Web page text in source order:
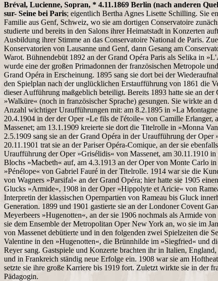
Bréval, Lucienne, Sopran, * 4.11.1869 Berlin (nach anderen
sur- Seine bei Paris; eigentlich Bertha Agnes Lisette Schilling. Sie
Familie aus Genf, Schweiz, wo sie am dortigen Conservatoire
studierte und bereits in den Salons ihrer Heimatstadt in Konzerten
Ausbildung ihrer Stimme an das Conservatoire National de Paris.
Konservatorien von Lausanne und Genf, dann Gesang am
Warot. Bühnendebüt 1892 an der Grand Opéra Paris als Selika in
wurde eine der großen Primadonnen der französischen Metropole
Grand Opéra in Erscheinung. 1895 sang sie dort bei der
den Spielplan nach der unglücklichen Erstaufführung von 1861 die
dieser Aufführung maßgeblich beteiligt. Bereits 1893 hatte sie an
»Walküre« (noch in französischer Sprache) gesungen. Sie wirkte an
Anzahl wichtiger Uraufführungen mit: am 8.2.1895 in »La
20.4.1904 in der der Oper »Le fils de l'étoile« von Camille Erlanger,
Massenet; am 13.1.1909 kreierte sie dort die Titelrolle in »Monna
2.5.1909 sang sie an der Grand Opéra in der Uraufführung der Oper
20.11.1901 trat sie an der Pariser Opéra-Comique, an der sie
Uraufführung der Oper »Grisélidis« von Massenet, am 30.11.1910
Blochs »Macbeth« auf, am 4.3.1913 an der Oper von Monte Carlo
»Pénélope« von Gabriel Fauré in der Titelrolle. 1914 war sie die
von Wagners »Parsifal« an der Grand Opéra; hier hatte sie 1905
Glucks »Armide«, 1908 in der Oper »Hippolyte et Aricie« von
Interpretin der klassischen Opernpartien von Rameau bis Gluck
Generation. 1899 und 1901 gastierte sie an der Londoner Covent
Meyerbeers »Hugenotten«, an der sie 1906 nochmals als Armide
sie dem Ensemble der Metropolitan Oper New York an, wo sie im
von Massenet debütierte und in den folgenden zwei Spielzeiten die
Valentine in den »Hugenotten«, die Brünnhilde im »Siegfried« und
Reyer sang. Gastspiele und Konzerte brachten ihr in Italien,
und in Frankreich ständig neue Erfolge ein. 1908 war sie am
setzte sie ihre große Karriere bis 1919 fort. Zuletzt wirkte sie in der
Pädagogin.